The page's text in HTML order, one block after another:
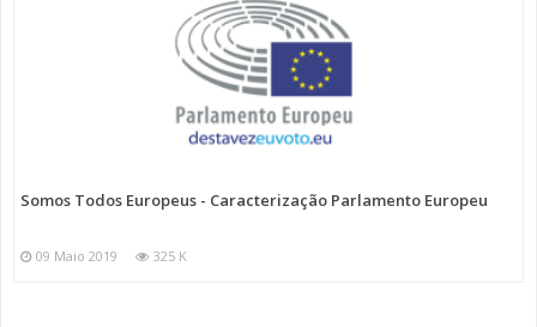
Somos Todos Europeus - Caracterização Parlamento Europeu
09 Maio 2019 325 K